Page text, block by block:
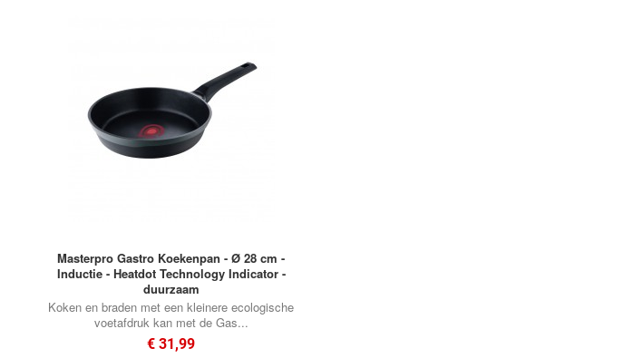
Masterpro Gastro Koekenpan - Ø 28 cm -
Inductie - Heatdot Technology Indicator -
duurzaam
Koken en braden met een kleinere ecologische
voetafdruk kan met de Gas...
€ 31,99